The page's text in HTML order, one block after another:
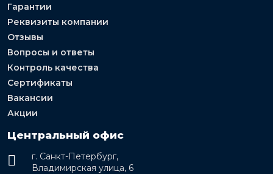
Гарантии
Реквизиты компании
Отзывы
Вопросы и ответы
Контроль качества
Сертификаты
Вакансии
Акции
Центральный офис
г. Санкт-Петербург,
Владимирская улица, 6